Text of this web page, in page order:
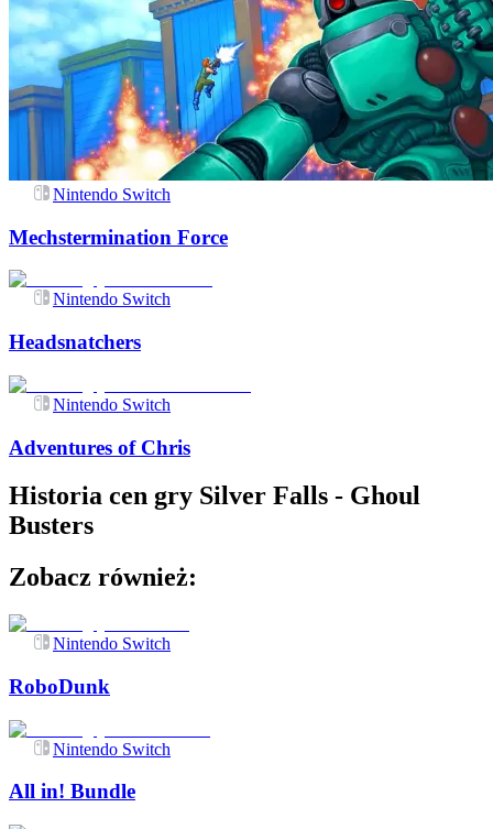
Nintendo Switch
Mechstermination Force
Nintendo Switch
Headsnatchers
Nintendo Switch
Adventures of Chris
Historia cen gry Silver Falls - Ghoul
Busters
Zobacz również:
Nintendo Switch
RoboDunk
Nintendo Switch
All in! Bundle